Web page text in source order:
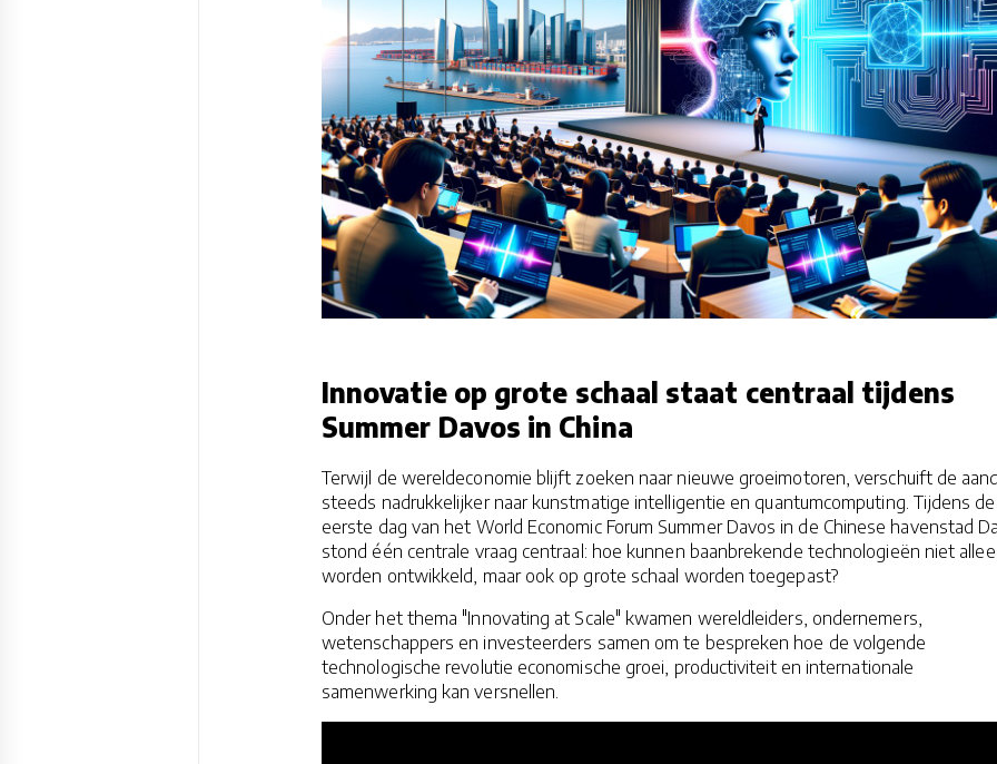
Innovatie op grote schaal staat centraal tijdens
Summer Davos in China
Terwijl de wereldeconomie blijft zoeken naar nieuwe groeimotoren, verschuift de
steeds nadrukkelijker naar kunstmatige intelligentie en quantumcomputing. Tijdens de
eerste dag van het World Economic Forum Summer Davos in de Chinese havenstad
stond één centrale vraag centraal: hoe kunnen baanbrekende technologieën niet
worden ontwikkeld, maar ook op grote schaal worden toegepast?
Onder het thema "Innovating at Scale" kwamen wereldleiders, ondernemers,
wetenschappers en investeerders samen om te bespreken hoe de volgende
technologische revolutie economische groei, productiviteit en internationale
samenwerking kan versnellen.